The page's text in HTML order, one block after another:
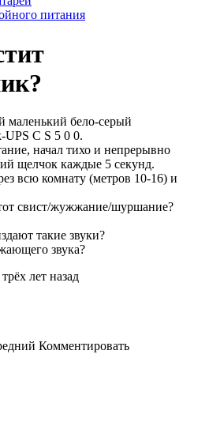
питания
бело-серый
UPS C S 5 0 0.
начал тихо и непрерывно
щелчок каждые 5 секунд.
всю комнату (метров 10-16) и
свист/жужжание/шуршание?
такие звуки?
звука?
лет назад
Комментировать